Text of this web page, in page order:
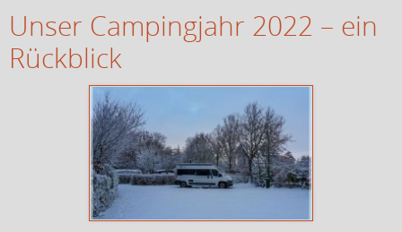
Unser Campingjahr 2022 – ein
Rückblick